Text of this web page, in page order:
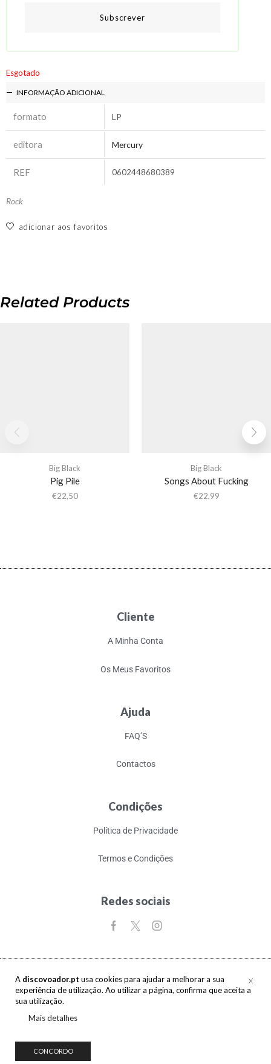
Subscrever
Esgotado
INFORMAÇÃO ADICIONAL
formato LP
editora Mercury
REF 0602448680389
Rock
adicionar aos favoritos
Related Products
Big Black
Pig Pile
€22,50
Big Black
Songs About Fucking
€22,99
A discovoador.pt usa cookies para ajudar a melhorar a sua
experiência de utilização. Ao utilizar a página, confirma que aceita a
sua utilização.
Mais detalhes
CONCORDO
Cliente
A Minha Conta
Os Meus Favoritos
Ajuda
FAQ’S
Contactos
Condições
Política de Privacidade
Termos e Condições
Redes sociais
Copyright © 2017-2026 discovoador. Todos os direitos reservados.